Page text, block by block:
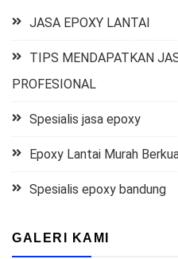
JASA EPOXY LANTAI
TIPS MENDAPATKAN
PROFESIONAL
Spesialis jasa epoxy
Epoxy Lantai Murah
Spesialis epoxy bandung
GALERI KAMI